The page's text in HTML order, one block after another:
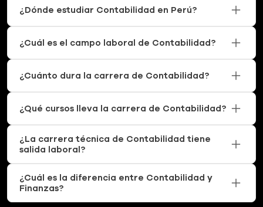
¿Dónde estudiar Contabilidad en Perú?
¿Cuál es el campo laboral de Contabilidad?
¿Cuánto dura la carrera de Contabilidad?
¿Qué cursos lleva la carrera de Contabilidad?
¿La carrera técnica de Contabilidad tiene
salida laboral?
¿Cuál es la diferencia entre Contabilidad y
Finanzas?